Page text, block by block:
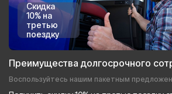
Скидка
10% на
третью
поездку
Преимущества долгосрочного
Воспользуйтесь нашим пакетным